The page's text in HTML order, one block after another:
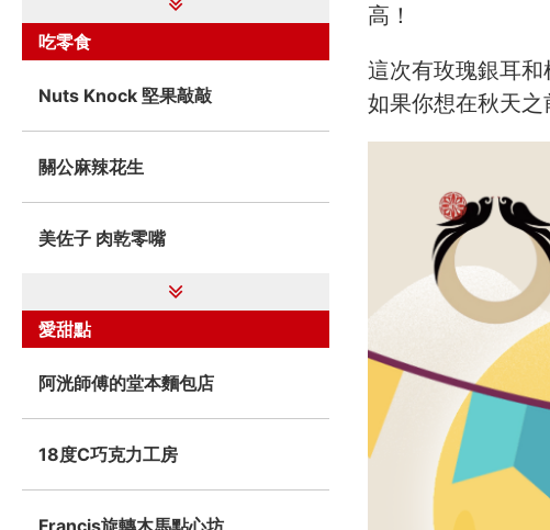
高！
這次有玫瑰銀耳
如果你想在秋天之
吃零食
Nuts Knock 堅果敲敲
關公麻辣花生
美佐子 肉乾零嘴
愛甜點
阿洸師傅的堂本麵包店
18度C巧克力工房
Francis旋轉木馬點心坊